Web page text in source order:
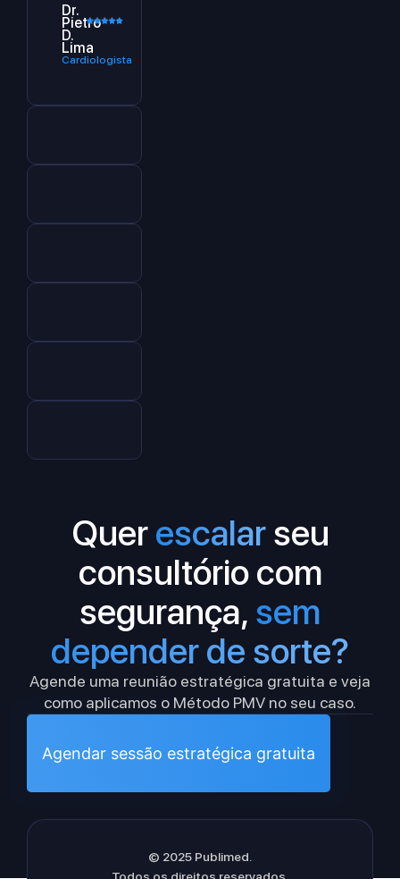
Dr.
Pietro
D.
Lima
Cardiologista
Querescalarseu
consultório com
segurança, sem
depender de sorte?
Agende uma reunião estratégica gratuita e veja
como aplicamos o Método PMV no seu caso.
Agendar sessão estratégica gratuita
© 2025 Publimed.